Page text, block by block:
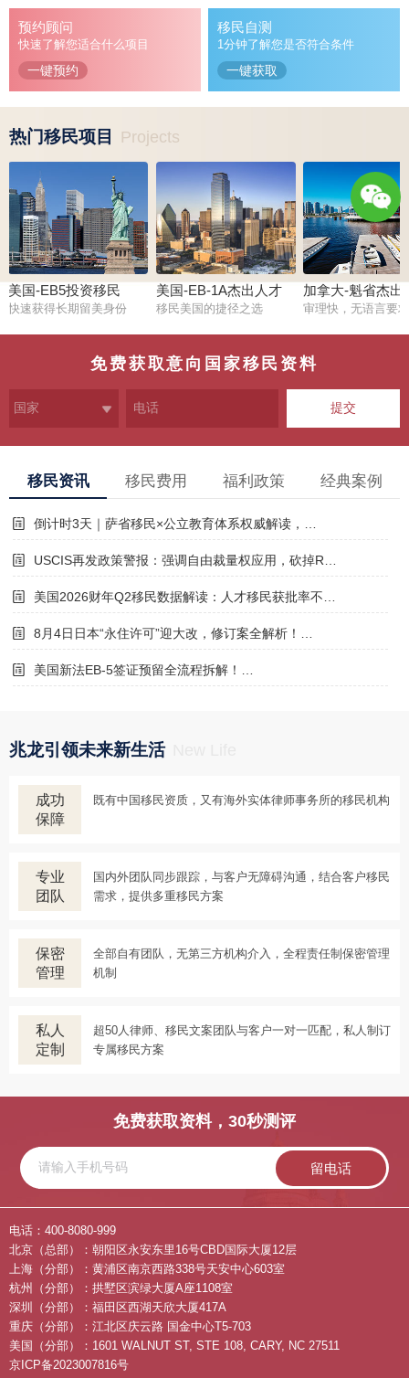
预约顾问
快速了解您适合什么项目
一键预约
移民自测
1分钟了解您是否符合条件
一键获取
热门移民项目 Projects
美国-EB5投资移民
快速获得长期留美身份
美国-EB-1A杰出人才
移民美国的捷径之选
加拿大-魁省杰出
审理快，无语言要
免费获取意向国家移民资料
提交
移民资讯 移民费用 福利政策 经典案例
倒计时3天｜萨省移民×公立教育体系权威解读，…
USCIS再发政策警报：强调自由裁量权应用，砍掉R…
美国2026财年Q2移民数据解读：人才移民获批率不…
8月4日日本“永住许可”迎大改，修订案全解析！…
美国新法EB-5签证预留全流程拆解！…
兆龙引领未来新生活
成功
保障
既有中国移民资质，又有海外实体律师事务所的移民机构
专业
团队
国内外团队同步跟踪，与客户无障碍沟通，结合客户移民
需求，提供多重移民方案
保密
管理
全部自有团队，无第三方机构介入，全程责任制保密管理
机制
私人
定制
超50人律师、移民文案团队与客户一对一匹配，私人制订
专属移民方案
免费获取资料，30秒测评
留电话
电话：400-8080-999
北京（总部）：朝阳区永安东里16号CBD国际大厦12层
上海（分部）：黄浦区南京西路338号天安中心603室
杭州（分部）：拱墅区滨绿大厦A座1108室
深圳（分部）：福田区西湖天欣大厦417A
重庆（分部）：江北区庆云路 国金中心T5-703
美国（分部）：1601 WALNUT ST, STE 108, CARY, NC 27511
京ICP备2023007816号
1381124
5692